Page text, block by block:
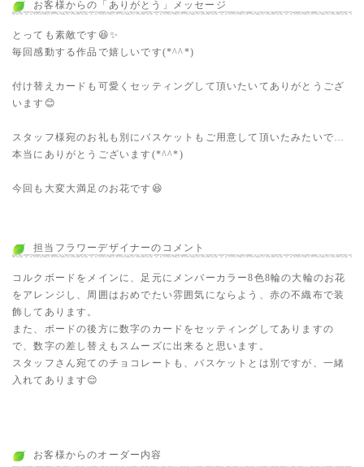
お客様からの「ありがとう」メッセージ
とっても素敵です😆✨
毎回感動する作品で嬉しいです(*^^*)
付け替えカードも可愛くセッティングして頂いたいてありがとうござ
います😊
スタッフ様宛のお礼も別にバスケットもご用意して頂いたみたいで…
本当にありがとうございます(*^^*)
今回も大変大満足のお花です😆
担当フラワーデザイナーのコメント
コルクボードをメインに、足元にメンバーカラー8色8輪の大輪のお花
をアレンジし、周囲はおめでたい雰囲気にならよう、赤の不織布で装
飾してあります。
また、ボードの後方に数字のカードをセッティングしてありますの
で、数字の差し替えもスムーズに出来ると思います。
スタッフさん宛てのチョコレートも、バスケットとは別ですが、一緒
入れてあります😌
お客様からのオーダー内容